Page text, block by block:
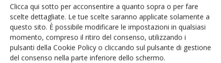
Clicca qui sotto per acconsentire a quanto sopra o per fare
scelte dettagliate. Le tue scelte saranno applicate solamente a
questo sito. È possibile modificare le impostazioni in qualsiasi
momento, compreso il ritiro del consenso, utilizzando i
pulsanti della Cookie Policy o cliccando sul pulsante di gestione
del consenso nella parte inferiore dello schermo.